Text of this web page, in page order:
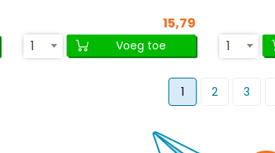
15,79
1
Voeg toe
1
1 2 3